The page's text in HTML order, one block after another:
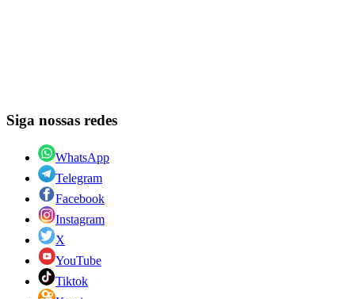
Siga nossas redes
WhatsApp
Telegram
Facebook
Instagram
X
YouTube
Tiktok